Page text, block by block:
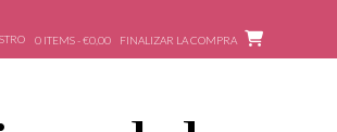
0 ITEMS - €0,00 FINALIZAR LA COMPRA